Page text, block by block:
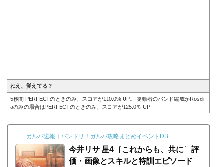
ねえ、覚えてる？
5秒間 PERFECTのときのみ、スコアが110.0% UP。 発動者のバンド編成がRoseli
aのみの場合はPERFECTのときのみ、スコアが125.0％ UP
ガルパ速報｜バンドリ！ガルパ攻略まとめイベントDB
今井リサ 星4［これからも、共に］評
価・画像とスキルと特訓エピソード